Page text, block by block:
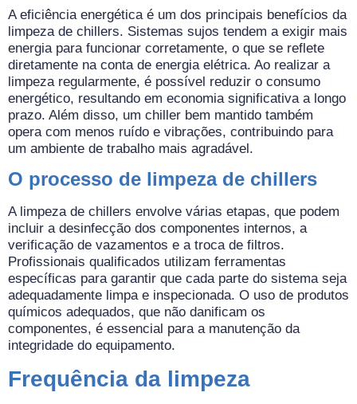
A eficiência energética é um dos principais benefícios da
limpeza de chillers. Sistemas sujos tendem a exigir mais
energia para funcionar corretamente, o que se reflete
diretamente na conta de energia elétrica. Ao realizar a
limpeza regularmente, é possível reduzir o consumo
energético, resultando em economia significativa a longo
prazo. Além disso, um chiller bem mantido também
opera com menos ruído e vibrações, contribuindo para
um ambiente de trabalho mais agradável.
O processo de limpeza de chillers
A limpeza de chillers envolve várias etapas, que podem
incluir a desinfecção dos componentes internos, a
verificação de vazamentos e a troca de filtros.
Profissionais qualificados utilizam ferramentas
específicas para garantir que cada parte do sistema seja
adequadamente limpa e inspecionada. O uso de produtos
químicos adequados, que não danificam os
componentes, é essencial para a manutenção da
integridade do equipamento.
Frequência da limpeza